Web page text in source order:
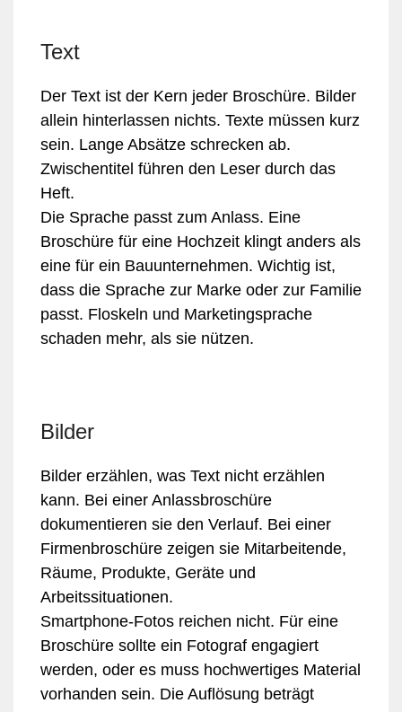
Text
Der Text ist der Kern jeder Broschüre. Bilder
allein hinterlassen nichts. Texte müssen kurz
sein. Lange Absätze schrecken ab.
Zwischentitel führen den Leser durch das
Heft.
Die Sprache passt zum Anlass. Eine
Broschüre für eine Hochzeit klingt anders als
eine für ein Bauunternehmen. Wichtig ist,
dass die Sprache zur Marke oder zur Familie
passt. Floskeln und Marketingsprache
schaden mehr, als sie nützen.
Bilder
Bilder erzählen, was Text nicht erzählen
kann. Bei einer Anlassbroschüre
dokumentieren sie den Verlauf. Bei einer
Firmenbroschüre zeigen sie Mitarbeitende,
Räume, Produkte, Geräte und
Arbeitssituationen.
Smartphone-Fotos reichen nicht. Für eine
Broschüre sollte ein Fotograf engagiert
werden, oder es muss hochwertiges Material
vorhanden sein. Die Auflösung beträgt